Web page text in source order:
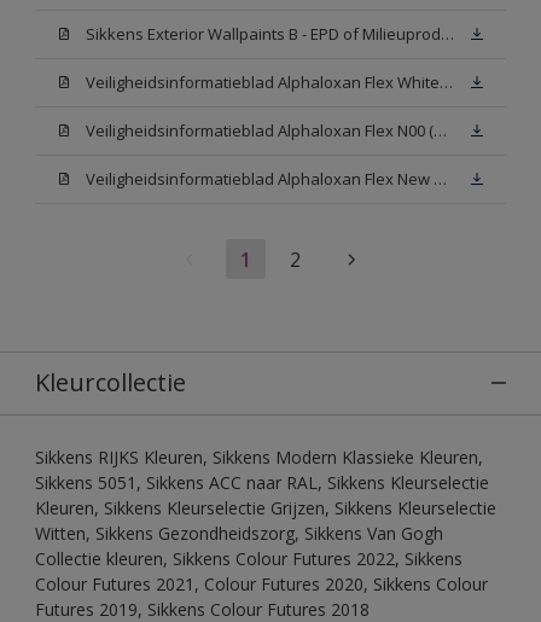
Sikkens Exterior Wallpaints B - EPD of Milieuproductverklaring
Veiligheidsinformatieblad Alphaloxan Flex White W05 (MSDS)
Veiligheidsinformatieblad Alphaloxan Flex N00 (MSDS)
Veiligheidsinformatieblad Alphaloxan Flex New N00 (MSDS)
1 2
Kleurcollectie
Sikkens RIJKS Kleuren, Sikkens Modern Klassieke Kleuren,
Sikkens 5051, Sikkens ACC naar RAL, Sikkens Kleurselectie
Kleuren, Sikkens Kleurselectie Grijzen, Sikkens Kleurselectie
Witten, Sikkens Gezondheidszorg, Sikkens Van Gogh
Collectie kleuren, Sikkens Colour Futures 2022, Sikkens
Colour Futures 2021, Colour Futures 2020, Sikkens Colour
Futures 2019, Sikkens Colour Futures 2018